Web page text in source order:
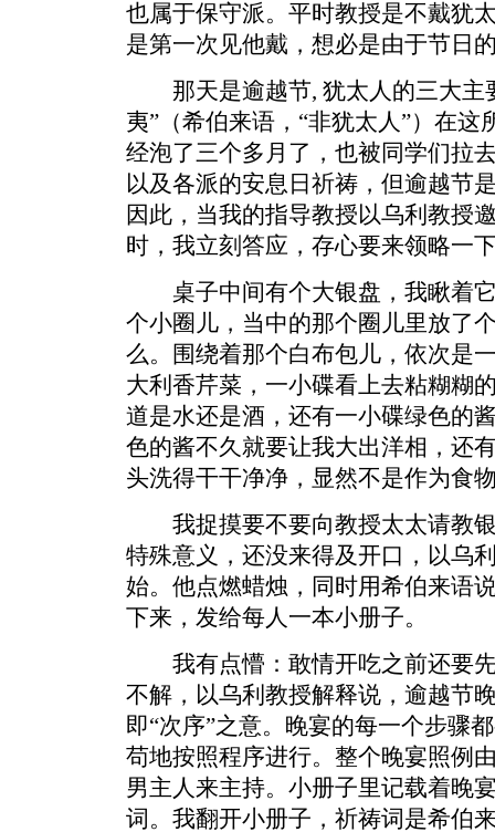
也属于保守派。平时教授是不戴犹
是第一次见他戴，想必是由于节日
那天是逾越节, 犹太人的三大主
夷”（希伯来语，“非犹太人”）在这
经泡了三个多月了，也被同学们拉
以及各派的安息日祈祷，但逾越节
因此，当我的指导教授以乌利教授
时，我立刻答应，存心要来领略一
桌子中间有个大银盘，我瞅着它
个小圈儿，当中的那个圈儿里放了
么。围绕着那个白布包儿，依次是
大利香芹菜，一小碟看上去粘糊糊
道是水还是酒，还有一小碟绿色
色的酱不久就要让我大出洋相，还
头洗得干干净净，显然不是作为食
我捉摸要不要向教授太太请教银
特殊意义，还没来得及开口，以乌
始。他点燃蜡烛，同时用希伯来语
下来，发给每人一本小册子。
我有点懵：敢情开吃之前还要先
不解，以乌利教授解释说，逾越节
即“次序”之意。晚宴的每一个步骤
苟地按照程序进行。整个晚宴照例
男主人来主持。小册子里记载着晚
词。我翻开小册子，祈祷词是希伯